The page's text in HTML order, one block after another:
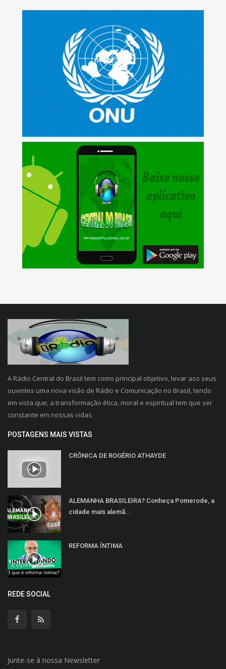
A Rádio Central do Brasil tem como principal objetivo, levar aos seus
ouvintes uma nova visão de Rádio e Comunicação no Brasil, tendo
em vista que, a transformação ética, moral e espiritual tem que ser
constante em nossas vidas.
POSTAGENS MAIS VISTAS
CRÔNICA DE ROGÉRIO ATHAYDE
ALEMANHA BRASILEIRA? Conheça Pomerode, a
cidade mais alemã...
REFORMA ÍNTIMA
REDE SOCIAL
Junte-se à nossa Newsletter